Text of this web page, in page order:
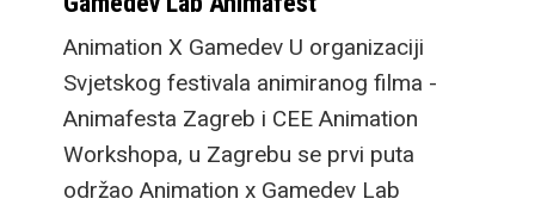
Animation X Gamedev U organizaciji
Svjetskog festivala animiranog filma -
Animafesta Zagreb i CEE Animation
Workshopa, u Zagrebu se prvi puta
održao Animation x Gamedev Lab